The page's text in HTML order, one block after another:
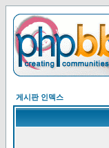
게시판 인덱스